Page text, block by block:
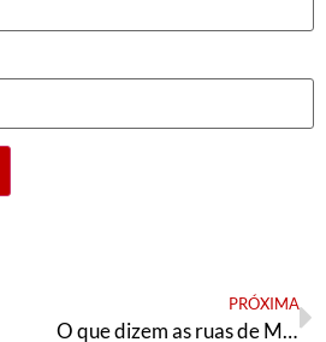
PRÓXIMA
O que dizem as ruas de Moçambique?